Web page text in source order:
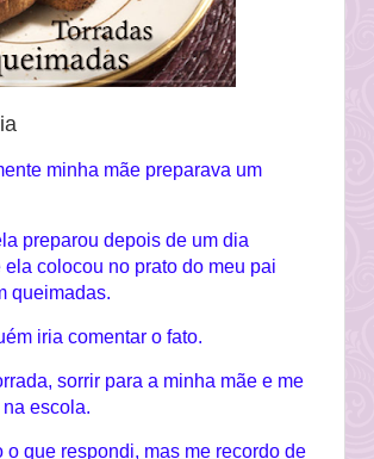
minha mãe preparava um
preparou depois de um dia
colocou no prato do meu pai
queimadas.
iria comentar o fato.
sorrir para a minha mãe e me
escola.
que respondi, mas me recordo de